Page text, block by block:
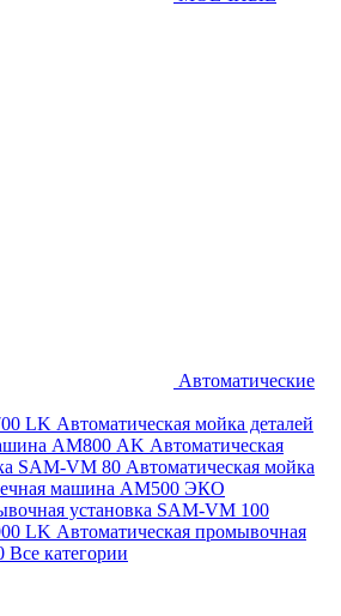
Автоматические
LK Автоматическая мойка деталей
АМ800 AK Автоматическая
SAM-VM 80 Автоматическая мойка
машина АМ500 ЭКО
установка SAM-VM 100
LK Автоматическая промывочная
Все категории